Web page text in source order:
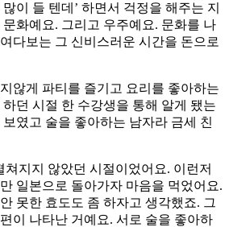
이 들 텐데’ 하면서 걱정을 해주는 지
화예요. 그리고 우주예요. 문화를 나
다보는 그 신비스러운 시간을 돈으로
않게 파티를 즐기고 요리를 좋아하는
던 시절 한 수강생을 통해 알게 됐는
였고 술을 좋아하는 남자라 금세 친
쳐지지 않았던 시절이었어요. 이런저
일본으로 돌아가자 마음을 먹었어요.
못한 효도도 좀 하자고 생각했죠. 그
이 나타난 거예요. 서로 술을 좋아하